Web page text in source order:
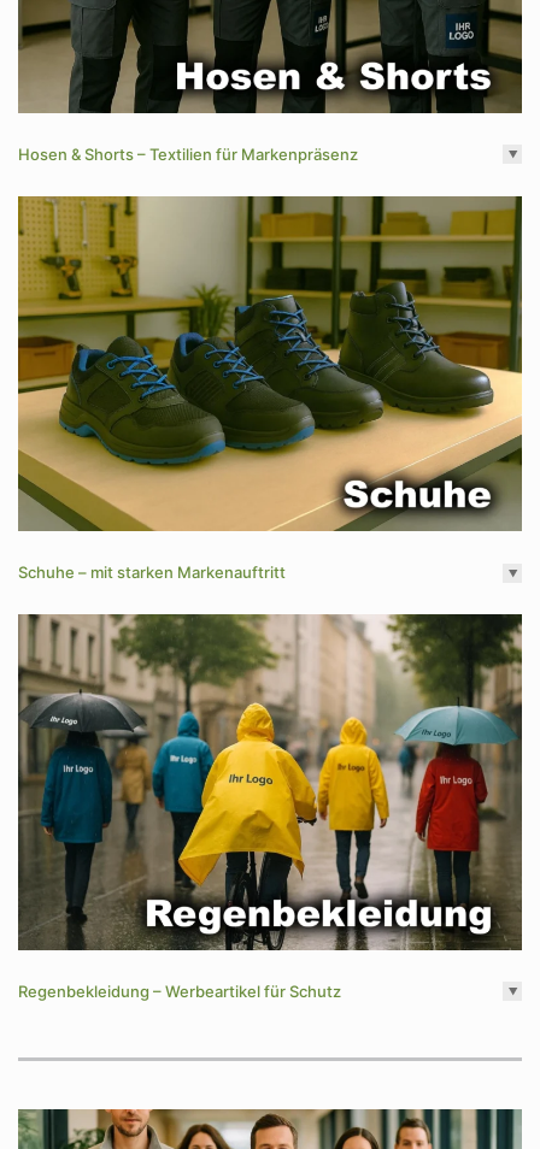
Hosen & Shorts – Textilien für Markenpräsenz
Schuhe – mit starken Markenauftritt
Regenbekleidung – Werbeartikel für Schutz